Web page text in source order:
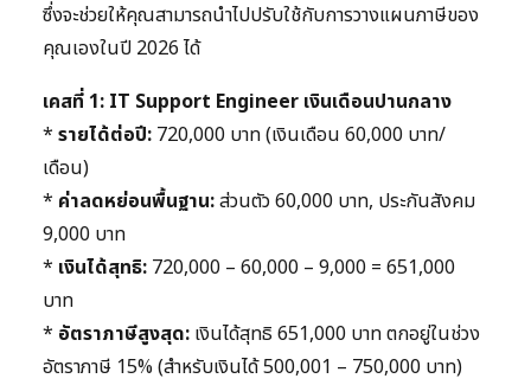
ซึ่งจะช่วยให้คุณสามารถนำไปปรับใช้กับการวางแผนภาษีของ
คุณเองในปี 2026 ได้
เคสที่ 1: IT Support Engineer เงินเดือนปานกลาง
* รายได้ต่อปี: 720,000 บาท (เงินเดือน 60,000 บาท/
เดือน)
* ค่าลดหย่อนพื้นฐาน:ส่วนตัว 60,000 บาท, ประกันสังคม
9,000 บาท
* เงินได้สุทธิ: 720,000 – 60,000 – 9,000 = 651,000
บาท
* อัตราภาษีสูงสุด: เงินได้สุทธิ 651,000 บาท ตกอยู่ในช่วง
อัตราภาษี 15% (สำหรับเงินได้ 500,001 – 750,000 บาท)